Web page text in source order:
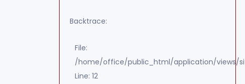
Backtrace:
File:
/home/office/public_html/application/views/
Line: 12